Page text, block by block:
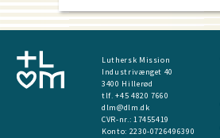
Luthersk Mission
Industrivænget 40
3400 Hillerød
tlf. +45 4820 7660
dlm@dlm.dk
CVR-nr.: 17455419
​Konto: 2230-0726496390